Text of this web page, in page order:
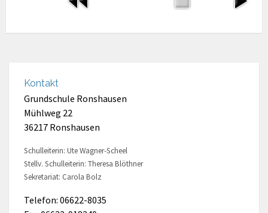
Kontakt
Grundschule Ronshausen
Mühlweg 22
36217 Ronshausen
Schulleiterin: Ute Wagner-Scheel
Stellv. Schulleiterin: Theresa Blöthner
Sekretariat: Carola Bolz
Telefon: 06622-8035